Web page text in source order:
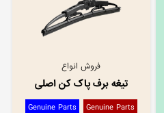
فروش انواع
تیغه برف پاک کن اصلی
Genuine Parts
Genuine Parts